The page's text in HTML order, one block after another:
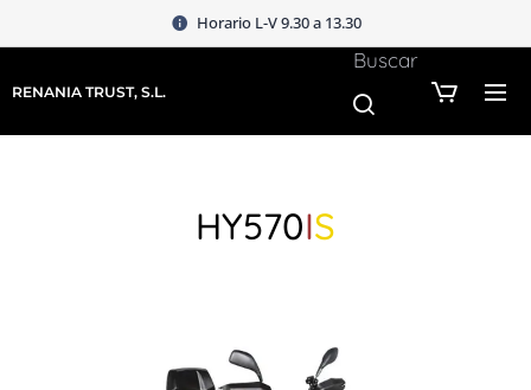
Horario L-V 9.30 a 13.30
RENANIA TRUST, S.L.
Buscar
HY570IS